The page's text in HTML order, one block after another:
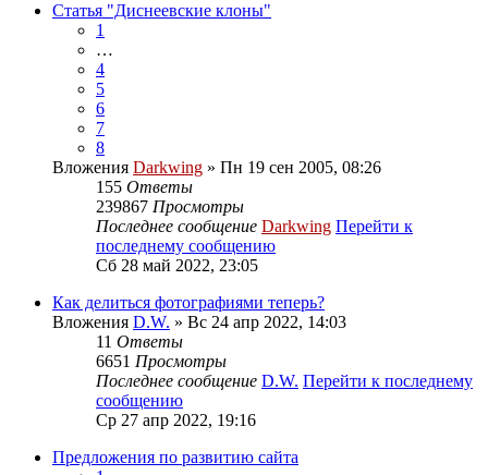
Статья "Диснеевские клоны"
1
…
4
5
6
7
8
Вложения Darkwing » Пн 19 сен 2005, 08:26
155 Ответы
239867 Просмотры
Последнее сообщение Darkwing Перейти к
последнему сообщению
Сб 28 май 2022, 23:05
Как делиться фотографиями теперь?
Вложения D.W. » Вс 24 апр 2022, 14:03
11 Ответы
6651 Просмотры
Последнее сообщение D.W. Перейти к последнему
сообщению
Ср 27 апр 2022, 19:16
Предложения по развитию сайта